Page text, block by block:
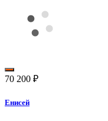
70 200 ₽
Енисей